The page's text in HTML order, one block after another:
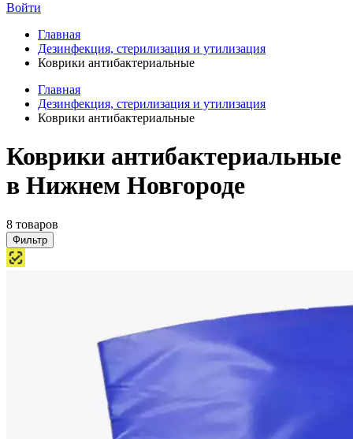
Войти
Главная
Дезинфекция, стерилизация и утилизация
Коврики антибактериальные
Главная
Дезинфекция, стерилизация и утилизация
Коврики антибактериальные
Коврики антибактериальные
в Нижнем Новгороде
8 товаров
Фильтр